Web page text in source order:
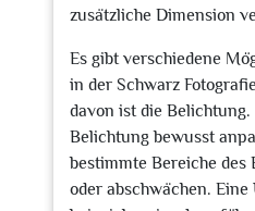
zusätzliche Dimension
Es gibt verschiedene
in der Schwarz
davon ist die
Belichtung bewusst
bestimmte Bereiche des
oder abschwächen.